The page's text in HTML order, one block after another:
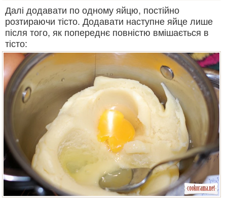
Далі додавати по одному яйцю, постійно
розтираючи тісто. Додавати наступне яйце лише
після того, як попереднє повністю вмішається в
тісто: